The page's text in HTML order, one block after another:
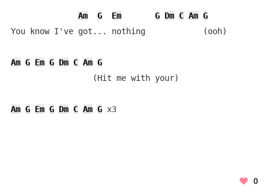
Am G Em G Dm C Am G
You know I've got... nothing            (ooh)
Am G Em G Dm C Am G
                 (Hit me with your)
Am G Em G Dm C Am G x3
0